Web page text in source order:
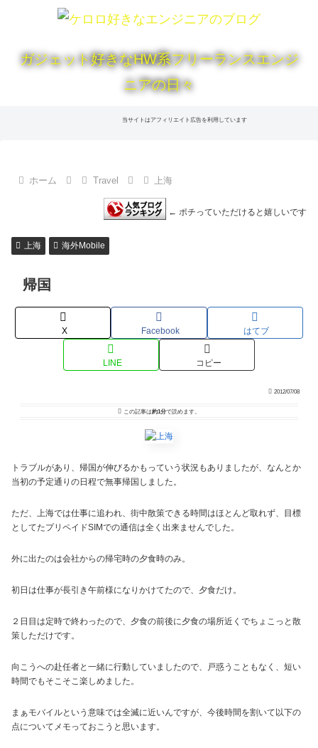
ガジェット好きなHW系フリーランスエンジ
ニアの日々
当サイトはアフィリエイト広告を利用しています
ホーム Travel 上海
← ポチっていただけると嬉しいです
上海 海外Mobile
帰国
X Facebook はてブ
LINE コピー
2012/07/08
この記事は約1分で読めます。
トラブルがあり、帰国が伸びるかもっていう状況もありましたが、なんとか
当初の予定通りの日程で無事帰国しました。
ただ、上海では仕事に追われ、街中散策できる時間はほとんど取れず、目標
としてたプリペイドSIMでの通信は全く出来ませんでした。
外に出たのは会社からの帰宅時の夕食時のみ。
初日は仕事が長引き午前様になりかけてたので、夕食だけ。
２日目は定時で終わったので、夕食の前後に夕食の場所近くでちょこっと散
策しただけです。
向こうへの赴任者と一緒に行動していましたので、戸惑うこともなく、短い
時間でもそこそこ楽しめました。
まぁモバイルという意味では全滅に近いんですが、今後時間を割いて以下の
点についてメモっておこうと思います。